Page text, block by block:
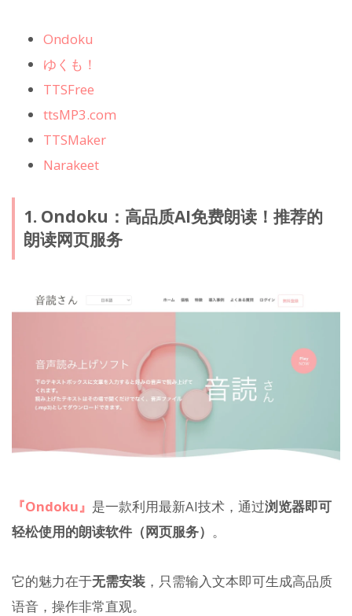
Ondoku
ゆくも！
TTSFree
ttsMP3.com
TTSMaker
Narakeet
1. Ondoku：高品质AI免费朗读！推荐的
朗读网页服务
『Ondoku』 是一款利用最新AI技术，通过浏览器即可
轻松使用的朗读软件（网页服务） 。
它的魅力在于无需安装 ，只需输入文本即可生成高品质
语音，操作非常直观。